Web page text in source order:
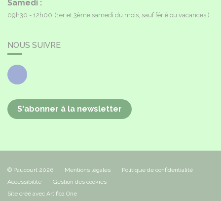
Samedi :
09h30 - 12h00 (1er et 3ème samedi du mois, sauf férié ou vacances.)
NOUS SUIVRE
Facebook
S'abonner à la newsletter
© Paucourt 2026 Mentions légales
Politique de confidentialité
Accessibilité
Gestion des cookies
Site créé avec Artifica One